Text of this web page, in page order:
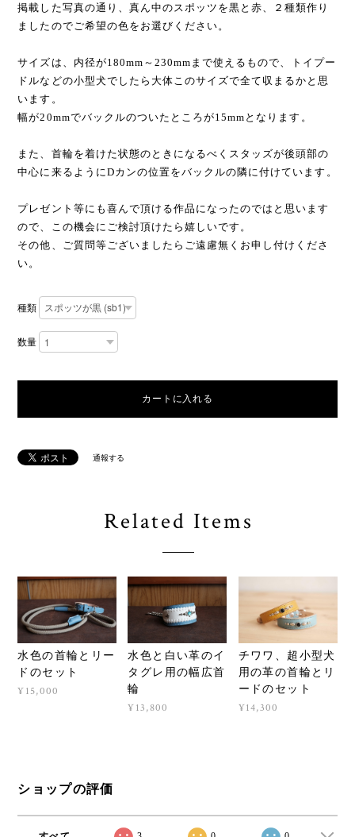
掲載した写真の通り、真ん中のスポッツを黒と赤、２種類作り
ましたのでご希望の色をお選びください。
サイズは、内径が180mm～230mmまで使えるもので、トイプー
ドルなどの小型犬でしたら大体このサイズで全て収まるかと思
います。
幅が20mmでバックルのついたところが15mmとなります。
また、首輪を着けた状態のときになるべくスタッズが後頭部の
中心に来るようにDカンの位置をバックルの隣に付けています。
プレゼント等にも喜んで頂ける作品になったのではと思います
ので、この機会にご検討頂けたら嬉しいです。
その他、ご質問等ございましたらご遠慮無くお申し付けくださ
い。
種類
数量
通報する
Related Items
水色の首輪とリー
ドのセット
¥15,000
水色と白い革のイ
タグレ用の幅広首
輪
¥13,800
チワワ、超小型犬
用の革の首輪とリ
ードのセット
¥14,300
ショップの評価